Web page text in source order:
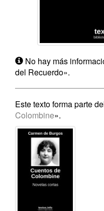
No hay más
del Recuerdo».
Este texto forma parte
Colombine».